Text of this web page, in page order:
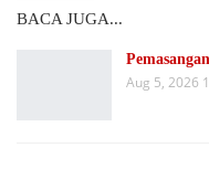
BACA JUGA...
Aug 5, 2026